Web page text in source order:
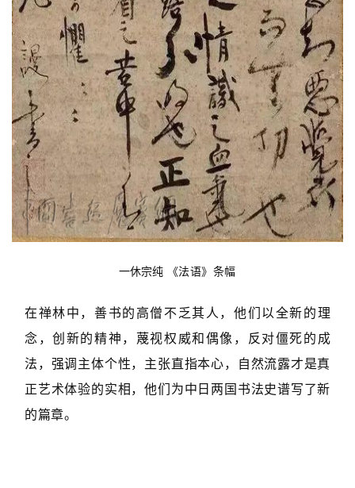
一休宗纯 《法语》条幅
在禅林中，善书的高僧不乏其人，他们以全新的理
念，创新的精神，蔑视权威和偶像，反对僵死的成
法，强调主体个性，主张直指本心，自然流露才是真
正艺术体验的实相，他们为中日两国书法史谱写了新
的篇章。